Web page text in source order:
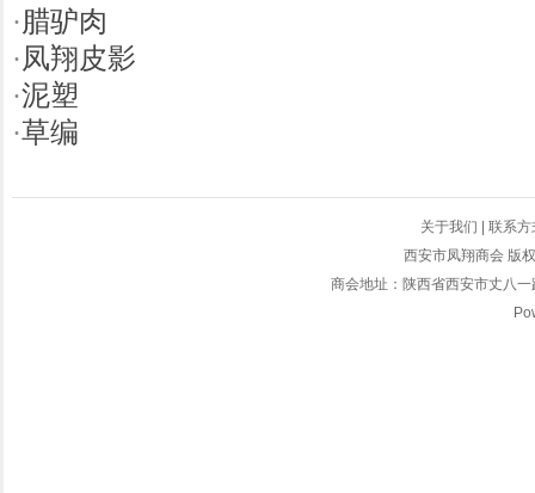
·腊驴肉
·凤翔皮影
·泥塑
·草编
关于我们
联系方
西安市凤翔商会 版
商会地址：陕西省西安市丈八